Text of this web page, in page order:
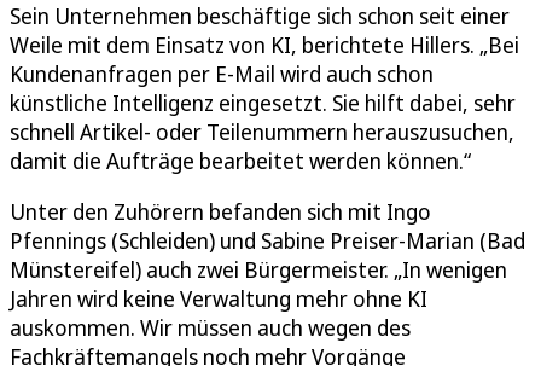
Sein Unternehmen beschäftige sich schon seit einer
Weile mit dem Einsatz von KI, berichtete Hillers. „Bei
Kundenanfragen per E-Mail wird auch schon
künstliche Intelligenz eingesetzt. Sie hilft dabei, sehr
schnell Artikel- oder Teilenummern herauszusuchen,
damit die Aufträge bearbeitet werden können.“
Unter den Zuhörern befanden sich mit Ingo
Pfennings (Schleiden) und Sabine Preiser-Marian (Bad
Münstereifel) auch zwei Bürgermeister. „In wenigen
Jahren wird keine Verwaltung mehr ohne KI
auskommen. Wir müssen auch wegen des
Fachkräftemangels noch mehr Vorgänge